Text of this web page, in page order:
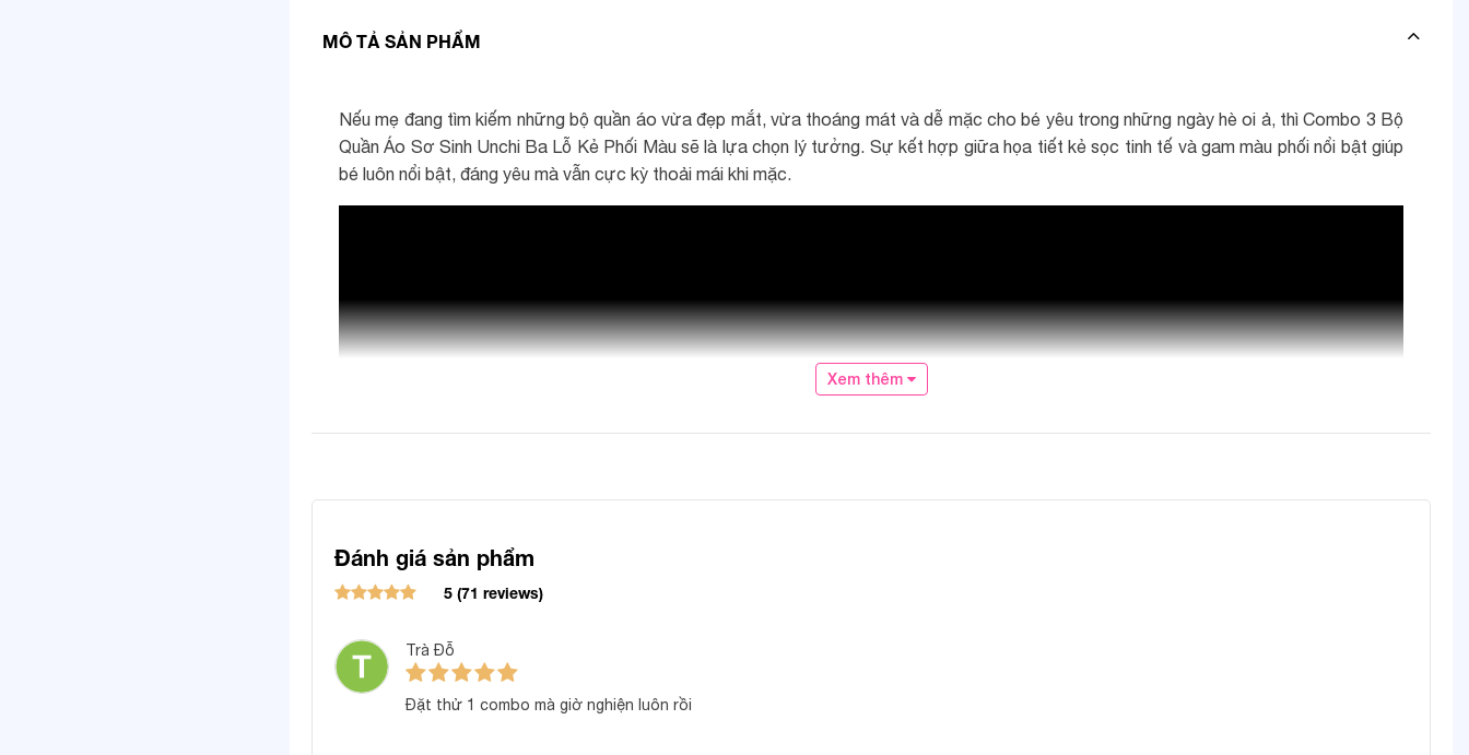
MÔ TẢ SẢN PHẨM
Nếu mẹ đang tìm kiếm những bộ quần áo vừa đẹp mắt, vừa thoáng mát và dễ mặc cho bé yêu trong những ngày hè oi ả, thì Combo 3 Bộ
Quần Áo Sơ Sinh Unchi Ba Lỗ Kẻ Phối Màu sẽ là lựa chọn lý tưởng. Sự kết hợp giữa họa tiết kẻ sọc tinh tế và gam màu phối nổi bật giúp
bé luôn nổi bật, đáng yêu mà vẫn cực kỳ thoải mái khi mặc.
Xem thêm
Đánh giá sản phẩm
5 (71 reviews)
Trà Đỗ
Đặt thử 1 combo mà giờ nghiện luôn rồi